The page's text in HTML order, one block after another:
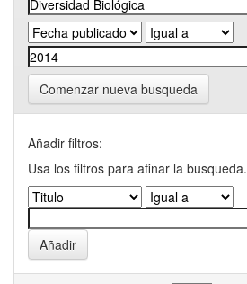
Comenzar nueva busqueda
Añadir filtros:
Usa los filtros para afinar la busqueda.